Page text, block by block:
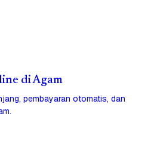
di Agam
pembayaran otomatis, dan